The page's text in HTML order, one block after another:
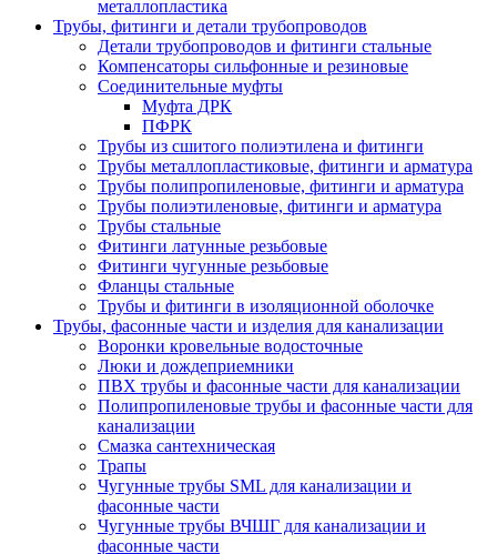
металлопластика
Трубы, фитинги и детали трубопроводов
Детали трубопроводов и фитинги стальные
Компенсаторы сильфонные и резиновые
Соединительные муфты
Муфта ДРК
ПФРК
Трубы из сшитого полиэтилена и фитинги
Трубы металлопластиковые, фитинги и арматура
Трубы полипропиленовые, фитинги и арматура
Трубы полиэтиленовые, фитинги и арматура
Трубы стальные
Фитинги латунные резьбовые
Фитинги чугунные резьбовые
Фланцы стальные
Трубы и фитинги в изоляционной оболочке
Трубы, фасонные части и изделия для канализации
Воронки кровельные водосточные
Люки и дождеприемники
ПВХ трубы и фасонные части для канализации
Полипропиленовые трубы и фасонные части для
канализации
Смазка сантехническая
Трапы
Чугунные трубы SML для канализации и
фасонные части
Чугунные трубы ВЧШГ для канализации и
фасонные части